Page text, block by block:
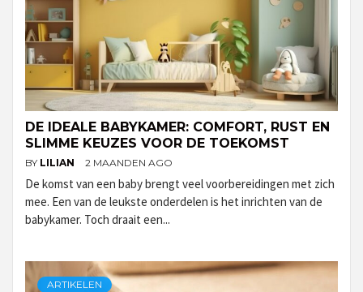
DE IDEALE BABYKAMER: COMFORT, RUST EN
SLIMME KEUZES VOOR DE TOEKOMST
BY LILIAN 2 MAANDEN AGO
De komst van een baby brengt veel voorbereidingen met zich
mee. Een van de leukste onderdelen is het inrichten van de
babykamer. Toch draait een...
ARTIKELEN